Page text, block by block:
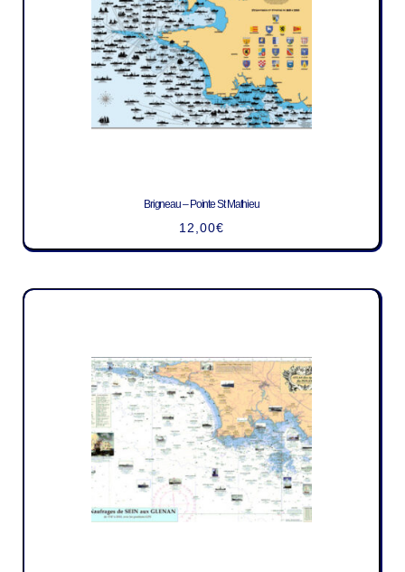
Brigneau – Pointe St Mathieu
12,00€